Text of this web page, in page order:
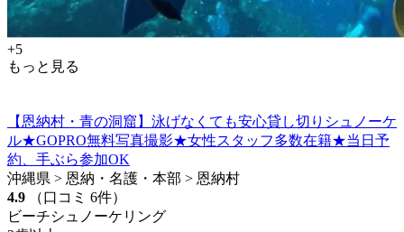
+5
もっと見る
【恩納村・青の洞窟】泳げなくても安心貸し切りシュノーケ
ル★GOPRO無料写真撮影★女性スタッフ多数在籍★当日予
約、手ぶら参加OK
沖縄県 > 恩納・名護・本部 > 恩納村
4.9
（口コミ 6件）
ビーチシュノーケリング